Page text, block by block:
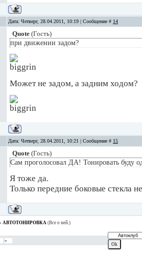
Дата: Четверг, 28.04.2011, 10:19 | Сообщение # 14
Quote (Гость)
при движении задом?
Может не задом, а задним ходом?
Дата: Четверг, 28.04.2011, 10:21 | Сообщение # 15
Quote (Гость)
Сам проголосовал ДА! Тонировать буду
Я тоже да.
Только передние боковые стекла
АВТОТОНИРОВКА (Все о ней.)
»